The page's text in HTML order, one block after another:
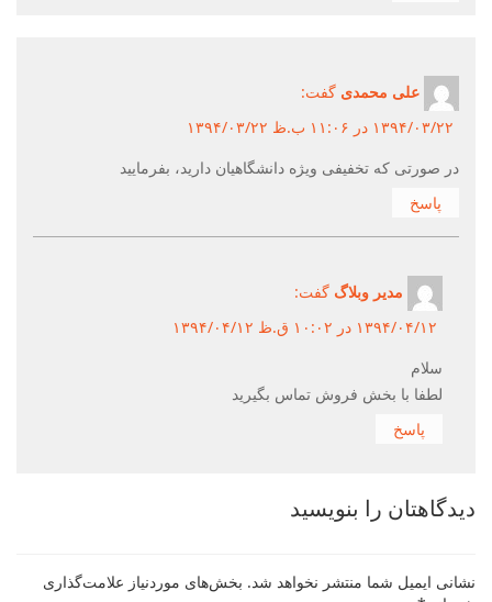
علی محمدی گفت:
۱۳۹۴/۰۳/۲۲ در ۱۱:۰۶ ب.ظ ۱۳۹۴/۰۳/۲۲
در صورتی که تخفیفی ویژه دانشگاهیان دارید، بفرمایید
پاسخ
مدیر وبلاگ گفت:
۱۳۹۴/۰۴/۱۲ در ۱۰:۰۲ ق.ظ ۱۳۹۴/۰۴/۱۲
سلام
لطفا با بخش فروش تماس بگیرید
پاسخ
دیدگاهتان را بنویسید
نشانی ایمیل شما منتشر نخواهد شد. بخش‌های موردنیاز علامت‌گذاری